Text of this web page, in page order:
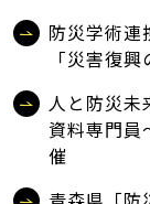
防災学術連
「災害復
人と防災未
資料専門員
催